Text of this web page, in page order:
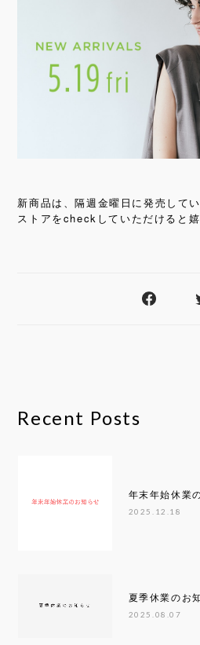
新商品は、隔週金曜日に発売して
ストアを check していただけると嬉
Recent Posts
年末年始休業
2025.12.18
夏季休業のお
2025.08.07